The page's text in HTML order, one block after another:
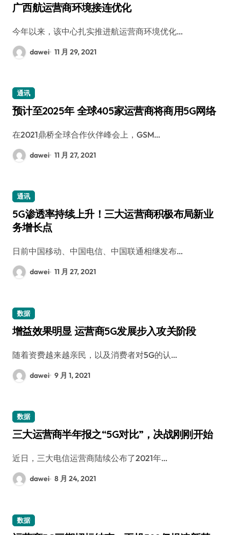
广西航运营商环境接连优化
今年以来，该中心扎实推进航运营商环境优化…
dawei 11 月 29, 2021
通讯
预计至2025年 全球405家运营商将商用5G网络
在2021鼎桥全球合作伙伴峰会上，GSM…
dawei 11 月 27, 2021
通讯
5G渗透率持续上升！三大运营商积极布局新业
务增长点
日前中国移动、中国电信、中国联通相继发布…
dawei 11 月 27, 2021
数据
增益效果明显 运营商5G发展步入攻关阶段
随着资费越来越亲民，以及消费者对5G的认…
dawei 9 月 1, 2021
数据
三大运营商半年报之“5G对比”，决战刚刚开始
近日，三大电信运营商陆续公布了2021年…
dawei 8 月 24, 2021
数据